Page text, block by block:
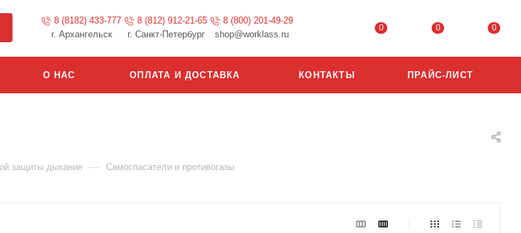
8 (8182) 433-777
г. Архангельск
8 (812) 912-21-65
г. Санкт-Петербург
8 (800) 201-49-29
shop@worklass.ru
0 0 0
О НАС ОПЛАТА И ДОСТАВКА КОНТАКТЫ ПРАЙС-ЛИСТ
защиты дыхания — Самоспасатели и противогазы